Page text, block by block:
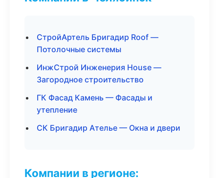
СтройАртель Бригадир Roof —
Потолочные системы
ИнжСтрой Инженерия House —
Загородное строительство
ГК Фасад Камень — Фасады и
утепление
СК Бригадир Ателье — Окна и двери
Компании в регионе: